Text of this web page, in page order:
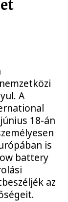
A
18-án
is
battery
az